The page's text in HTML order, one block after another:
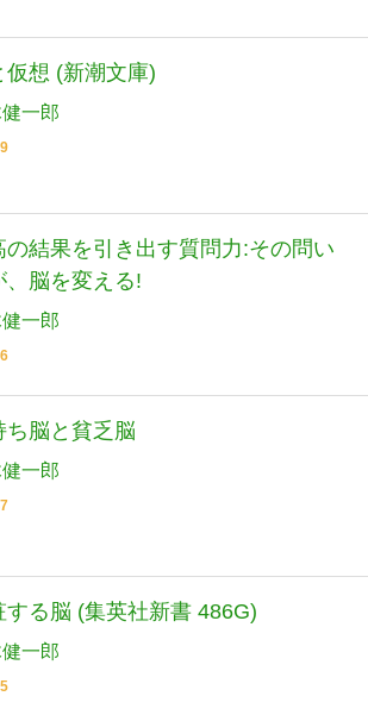
仮想 (新潮文庫)
一郎
の結果を引き出す質問力:その問い
、脳を変える!
一郎
ち脳と貧乏脳
一郎
する脳 (集英社新書 486G)
一郎